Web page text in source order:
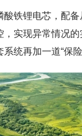
酸铁锂电芯，配
实现异常情况
统再加一道“保